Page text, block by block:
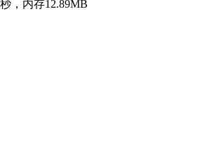
，内存12.89MB